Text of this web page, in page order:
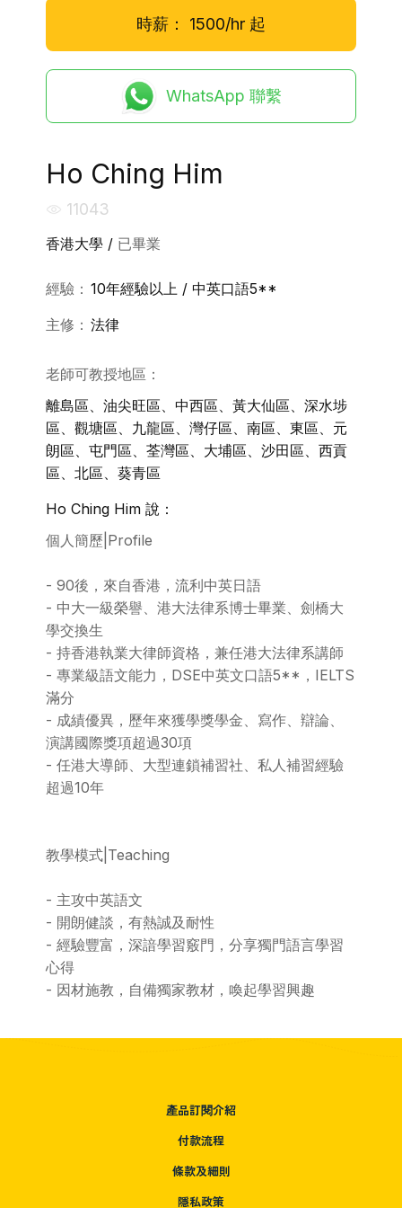
時薪： 1500/hr 起
WhatsApp 聯繫
Ho Ching Him
11043
香港大學 / 已畢業
經驗： 10年經驗以上 / 中英口語5**
主修： 法律
老師可教授地區：
離島區、油尖旺區、中西區、黃大仙區、深水埗
區、觀塘區、九龍區、灣仔區、南區、東區、元
朗區、屯門區、荃灣區、大埔區、沙田區、西貢
區、北區、葵青區
Ho Ching Him 說：
個人簡歷|Profile
- 90後，來自香港，流利中英日語
- 中大一級榮譽、港大法律系博士畢業、劍橋大
學交換生
- 持香港執業大律師資格，兼任港大法律系講師
- 專業級語文能力，DSE中英文口語5**，IELTS
滿分
- 成績優異，歷年來獲學獎學金、寫作、辯論、
演講國際獎項超過30項
- 任港大導師、大型連鎖補習社、私人補習經驗
超過10年
教學模式|Teaching
- 主攻中英語文
- 開朗健談，有熱誠及耐性
- 經驗豐富，深諳學習竅門，分享獨門語言學習
心得
- 因材施教，自備獨家教材，喚起學習興趣
產品訂閱介紹
付款流程
條款及細則
隱私政策